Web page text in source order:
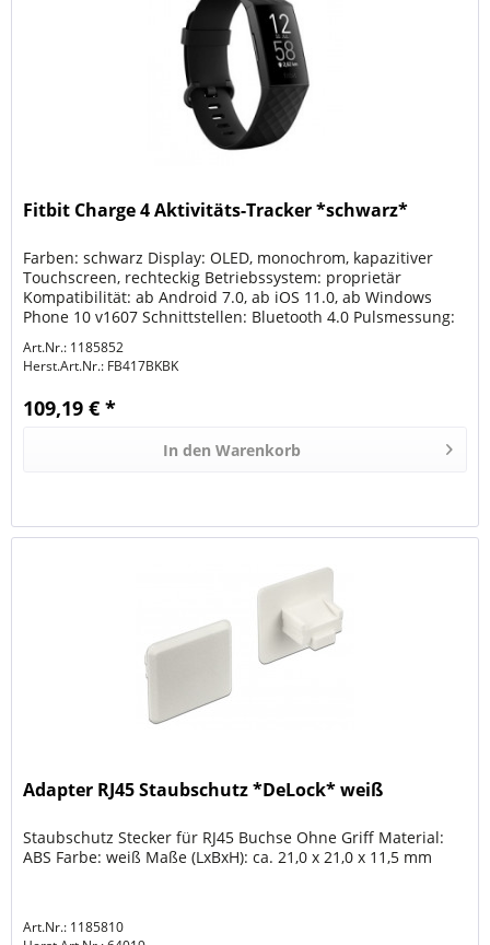
Fitbit Charge 4 Aktivitäts-Tracker *schwarz*
Farben: schwarz Display: OLED, monochrom, kapazitiver
Touchscreen, rechteckig Betriebssystem: proprietär
Kompatibilität: ab Android 7.0, ab iOS 11.0, ab Windows
Phone 10 v1607 Schnittstellen: Bluetooth 4.0 Pulsmessung:
Art.Nr.: 1185852
Herst.Art.Nr.: FB417BKBK
109,19 € *
In den Warenkorb
Adapter RJ45 Staubschutz *DeLock* weiß
Staubschutz Stecker für RJ45 Buchse Ohne Griff Material:
ABS Farbe: weiß Maße (LxBxH): ca. 21,0 x 21,0 x 11,5 mm
Art.Nr.: 1185810